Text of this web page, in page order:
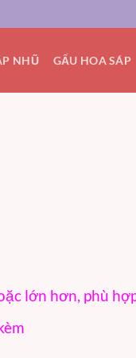
NHŨ GẤU HOA SÁP
lớn hơn, phù